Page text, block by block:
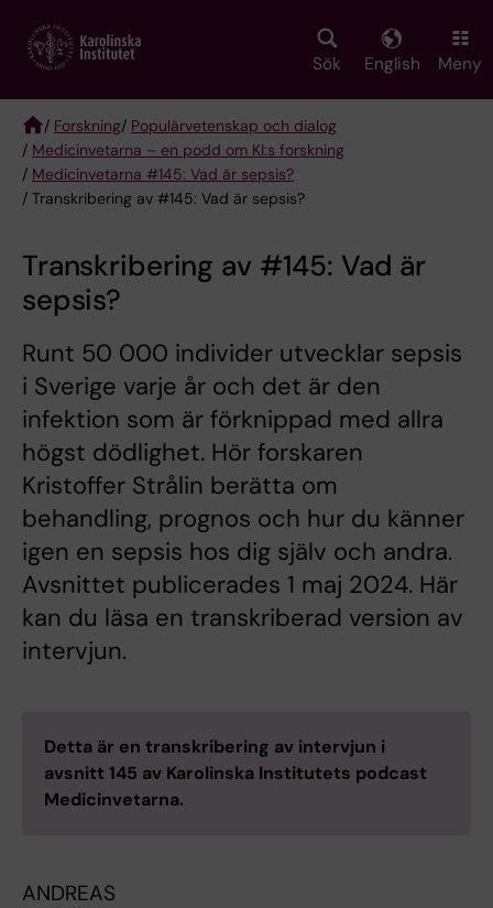
main
Sök English Meny
Breadcrumb
/ Forskning/ Populärvetenskap och dialog
/ Medicinvetarna – en podd om KI:s forskning
/ Medicinvetarna #145: Vad är sepsis?
/ Transkribering av #145: Vad är sepsis?
Transkribering av #145: Vad är
sepsis?
Runt 50 000 individer utvecklar sepsis
i Sverige varje år och det är den
infektion som är förknippad med allra
högst dödlighet. Hör forskaren
Kristoffer Strålin berätta om
behandling, prognos och hur du känner
igen en sepsis hos dig själv och andra.
Avsnittet publicerades 1 maj 2024. Här
kan du läsa en transkriberad version av
intervjun.
Detta är en transkribering av intervjun i
avsnitt 145 av Karolinska Institutets podcast
Medicinvetarna.
ANDREAS